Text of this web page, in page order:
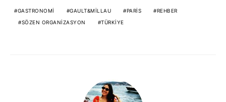
GASTRONOMI GAULT&MILLAU PARIS
REHBER
SÖZEN ORGANIZASYON
TÜRKIYE